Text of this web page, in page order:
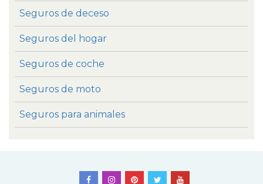
Seguros de deceso
Seguros del hogar
Seguros de coche
Seguros de moto
Seguros para animales